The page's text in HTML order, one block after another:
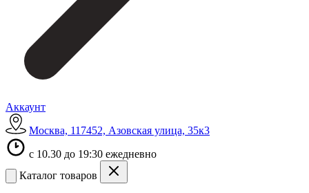
Аккаунт
Москва, 117452, Азовская улица, 35к3
с 10.30 до 19:30 ежедневно
Каталог товаров